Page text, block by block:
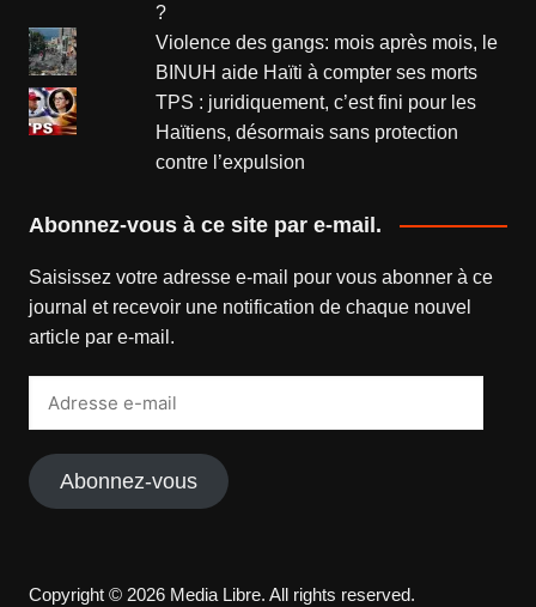
?
Violence des gangs: mois après mois, le
BINUH aide Haïti à compter ses morts
TPS : juridiquement, c’est fini pour les
Haïtiens, désormais sans protection
contre l’expulsion
Abonnez-vous à ce site par e-mail.
Saisissez votre adresse e-mail pour vous abonner à ce
journal et recevoir une notification de chaque nouvel
article par e-mail.
Abonnez-vous
Copyright © 2026 Media Libre. All rights reserved.